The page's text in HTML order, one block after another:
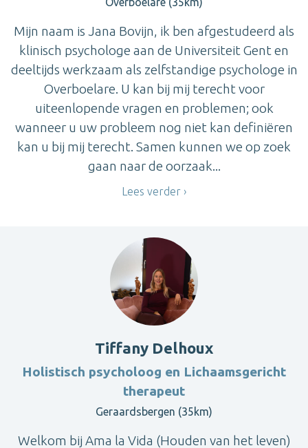
Mijn naam is Jana Bovijn, ik ben afgestudeerd als
klinisch psychologe aan de Universiteit Gent en
deeltijds werkzaam als zelfstandige psychologe in
Overboelare. U kan bij mij terecht voor
uiteenlopende vragen en problemen; ook
wanneer u uw probleem nog niet kan definiëren
kan u bij mij terecht. Samen kunnen we op zoek
gaan naar de oorzaak...
Lees verder
Tiffany Delhoux
Holistisch psycholoog en Lichaamsgericht
therapeut
Geraardsbergen (35km)
Welkom bij Ama la Vida (Houden van het leven)